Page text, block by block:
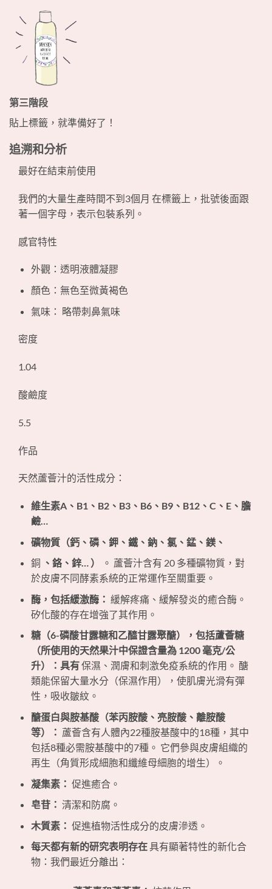
第三階段
貼上標籤，就準備好了！
追溯和分析
最好在結束前使用
我們的大量生產時間不到3個月 在標籤上，批號後面跟
著一個字母，表示包裝系列。
感官特性
外觀：透明液體凝膠
顏色：無色至微黃褐色
氣味： 略帶刺鼻氣味
密度
1.04
酸鹼度
5.5
作品
天然蘆薈汁的活性成分：
維生素A、B1、B2、B3、B6、B9、B12、C、E、膽
鹼…
礦物質（鈣、磷、鉀、鐵、鈉、氯、錳、鎂、
銅 、鉻、鋅… ）
。 蘆薈汁含有 20 多種礦物質，對
於皮膚不同酵素系統的正常運作至關重要。
酶，包括緩激酶： 緩解疼痛、緩解發炎的癒合酶。
矽化酸的存在增強了其作用。
糖（6-磷酸甘露糖和乙醯甘露聚醣），包括蘆薈糖
（所使用的天然果汁中保證含量為 1200 毫克/公
升）：具有保濕、潤膚和刺激免疫系統的作用。 醣
類能保留大量水分（保濕作用），使肌膚光滑有彈
性，吸收皺紋。
醣蛋白與胺基酸（苯丙胺酸、亮胺酸、離胺酸
等）： 蘆薈含有人體內22種胺基酸中的18種，其中
包括8種必需胺基酸中的7種。 它們參與皮膚組織的
再生（角質形成細胞和纖維母細胞的增生）。
凝集素： 促進癒合。
皂苷： 清潔和防腐。
木質素： 促進植物活性成分的皮膚滲透。
每天都有新的研究表明存在具有顯著特性的新化合
物：我們最近分離出：